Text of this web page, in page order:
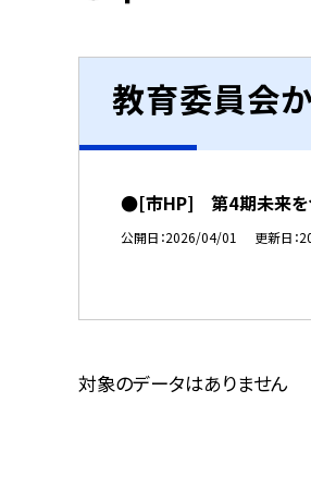
教育委員会
●[市HP] 第4期未来を
公開日 2026/04/01 更新日
対象のデータはありません